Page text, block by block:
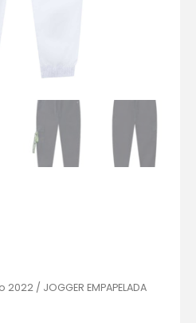
2022 / JOGGER EMPAPELADA